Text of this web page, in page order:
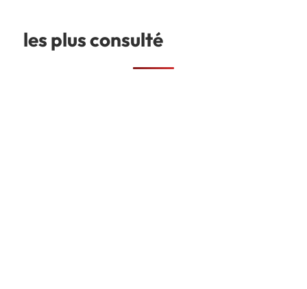
les plus consulté